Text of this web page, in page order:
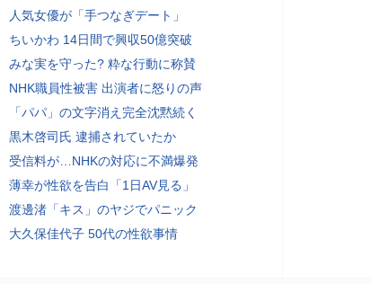
人気女優が「手つなぎデート」
ちいかわ 14日間で興収50億突破
みな実を守った? 粋な行動に称賛
NHK職員性被害 出演者に怒りの声
「パパ」の文字消え完全沈黙続く
黒木啓司氏 逮捕されていたか
受信料が…NHKの対応に不満爆発
薄幸が性欲を告白「1日AV見る」
渡邊渚「キス」のヤジでパニック
大久保佳代子 50代の性欲事情